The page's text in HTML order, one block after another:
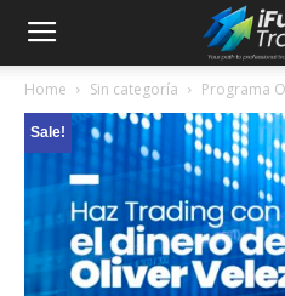
Home Sin categoría Programa
Sale!